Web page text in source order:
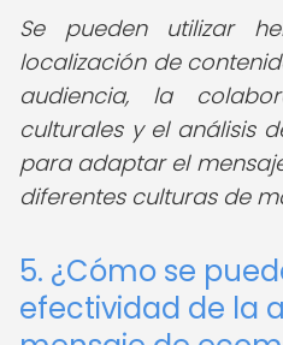
Se pueden utilizar
localización de
audiencia, la
culturales y el análisis
para adaptar el
diferentes culturas de
5. ¿Cómo se
efectividad de la